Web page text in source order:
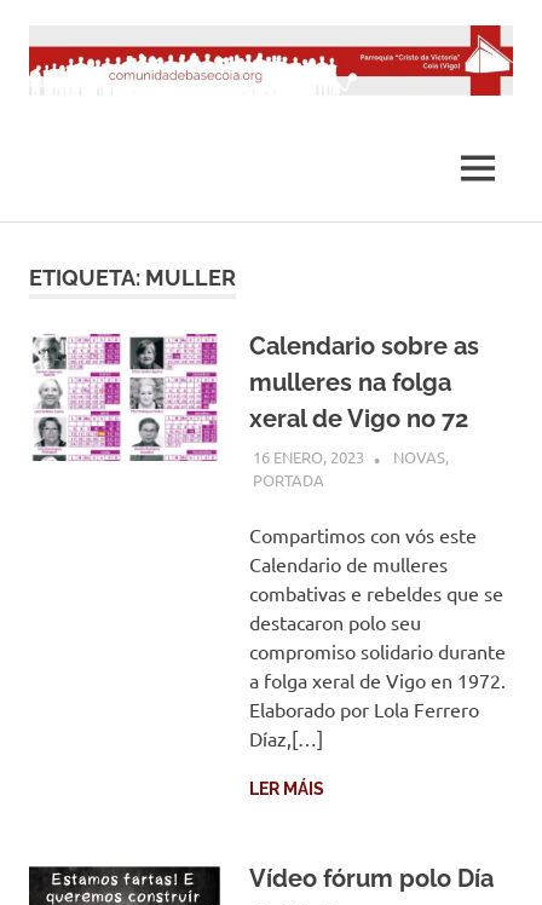
contenido
MENÚ
ETIQUETA: MULLER
Calendario sobre as
mulleres na folga
xeral de Vigo no 72
16 ENERO, 2023 COMUNIDADE
NOVAS,
PORTADA
Compartimos con vós este
Calendario de mulleres
combativas e rebeldes que se
destacaron polo seu
compromiso solidario durante
a folga xeral de Vigo en 1972.
Elaborado por Lola Ferrero
Díaz,[…]
LER MÁIS
Vídeo fórum polo Día